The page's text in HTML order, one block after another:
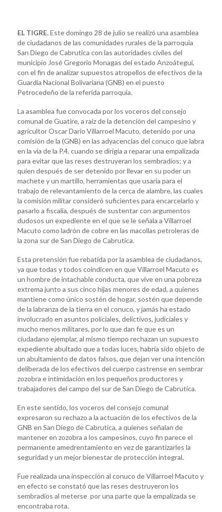
EL TIGRE.Este domingo 28 de julio se realizó una asamblea
de ciudadanos de las comunidades rurales de la parroquia
San Diego de Cabrutica con las autoridades civiles del
municipio José Gregorio Monagas del estado Anzoátegui,
con el fin de analizar supuestos atropellos de efectivos de la
Guardia Nacional Bolivariana (GNB) en el puesto
Petrocedeño de la referida parroquia.
La asamblea fue convocada por los voceros del consejo
comunal de Guatire, a raíz de la detención del campesino y
agricultor Oscar Darío Villarroel Macuto, detenido por una
comisión de la (GNB) en las adyacencias del conuco que labra
en la vía de la P.4, cuando se dirigía a reparar una empalizada
para evitar que las reses destruyeran los sembradíos; y a
quien después de ser detenido por llevar en su poder un
machete y un martillo, herramientas que usaría para el
trabajo de relevantamiento de la cerca de alambre, las cuales
la comisión militar consideró suficientes para encarcelarlo y
pasarlo a fiscalía, después de sustentar con argumentos
dudosos un expediente en el que se le señala a Villarroel
Macuto como ladrón de cobre en las macollas petroleras de
la zona sur de San Diego de Cabrutica.
Esta pretensión fue rebatida por la asamblea de ciudadanos,
ya que todas y todos coindicen en que Villarroel Macuto es
un hombre de intachable conducta, que vive en una pobreza
extrema junto a sus cinco hijas menores de edad, a quienes
mantiene como único sostén de hogar, sostén que depende
de la labranza de la tierra en el conuco, y jamás ha estado
involucrado en asuntos policiales, delictivos, judiciales y
mucho menos militares, por lo que dan fe que es un
ciudadano ejemplar, al mismo tiempo rechazan un supuesto
expediente abultado que a todas luces, habría sido objeto de
un abultamiento de datos falsos, que dejan ver una intención
deliberada de los efectivos del cuerpo castrense en sembrar
zozobra e intimidación en los pequeños productores y
trabajadores del campo del sur de San Diego de Cabrutica.
En este sentido, los voceros del consejo comunal
expresaron su rechazo a la actuación de los efectivos de la
GNB en San Diego de Cabrutica, a quienes señalan de
mantener en zozobra a los campesinos, cuyo fin parece el
permanente amedrentamiento en vez de garantizarles la
seguridad y un mejor bienestar de protección integral.
Fue realizada una inspección al conuco de Villarroel Macuto y
en efecto se constató que las reses destruyeron los
sembradíos al meterse por una parte que la empalizada se
encontraba rota.